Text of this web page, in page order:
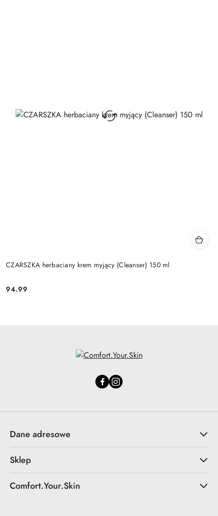
CZARSZKA herbaciany krem myjący (Cleanser) 150 ml
Cena:
94.99
Dane adresowe
Sklep
Comfort.Your.Skin